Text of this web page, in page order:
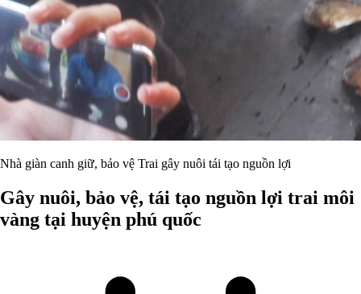
Nhà giàn canh giữ, bảo vệ Trai gây nuôi tái tạo nguồn lợi
Gây nuôi, bảo vệ, tái tạo nguồn lợi trai môi
vàng tại huyện phú quốc